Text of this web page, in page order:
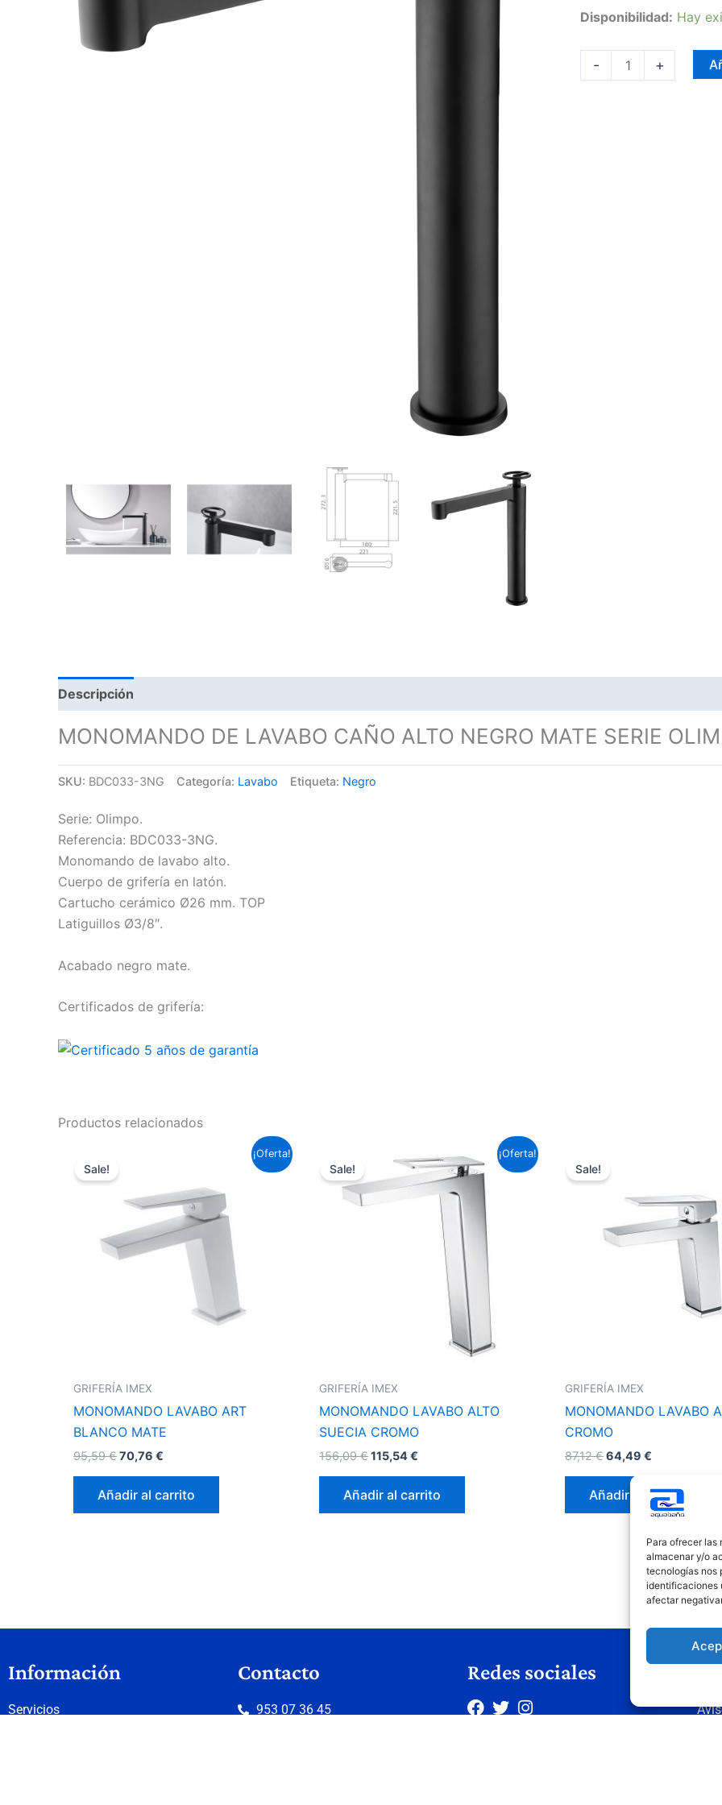
Para ofrecer las
almacenar y/o
tecnologías nos
identificaciones
afectar
Disponibilidad: Hay
- +
Descripción
MONOMANDO DE LAVABO CAÑO ALTO NEGRO MATE SERIE
SKU: BDC033-3NG Categoría: Lavabo Etiqueta: Negro
Serie: Olimpo.
Referencia: BDC033-3NG.
Monomando de lavabo alto.
Cuerpo de grifería en latón.
Cartucho cerámico Ø26 mm. TOP
Latiguillos Ø3/8″.
Acabado negro mate.
Certificados de grifería:
Productos relacionados
¡Oferta!
Sale!
GRIFERÍA IMEX
MONOMANDO LAVABO ART
BLANCO MATE
95,59€
95,59 €.
70,76€
es:
70,76 €.
Añadir al carrito
¡Oferta!
Sale!
GRIFERÍA IMEX
MONOMANDO LAVABO ALTO
SUECIA CROMO
156,09€
precio
original
era:
115,54€
precio
actual
115,54 €.
Añadir al carrito
Sale!
GRIFERÍA IMEX
MONOMANDO LAVABO
CROMO
87,12€
original
87,12 €.
64,49€
64,49 €.
Añadir al carrito
Información
Servicios
Contacto
953 07 36 45
Redes sociales